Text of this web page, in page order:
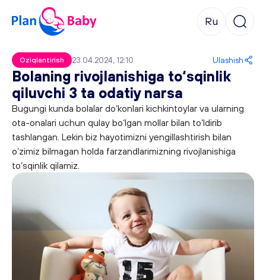
Ru
Oziqlantirish 23.04.2024, 12:10 Ulashish
Bolaning rivojlanishiga to‘sqinlik
qiluvchi 3 ta odatiy narsa
Bugungi kunda bolalar do‘konlari kichkintoylar va ularning
ota-onalari uchun qulay bo‘lgan mollar bilan to‘ldirib
tashlangan. Lekin biz hayotimizni yengillashtirish bilan
o‘zimiz bilmagan holda farzandlarimizning rivojlanishiga
to‘sqinlik qilamiz.